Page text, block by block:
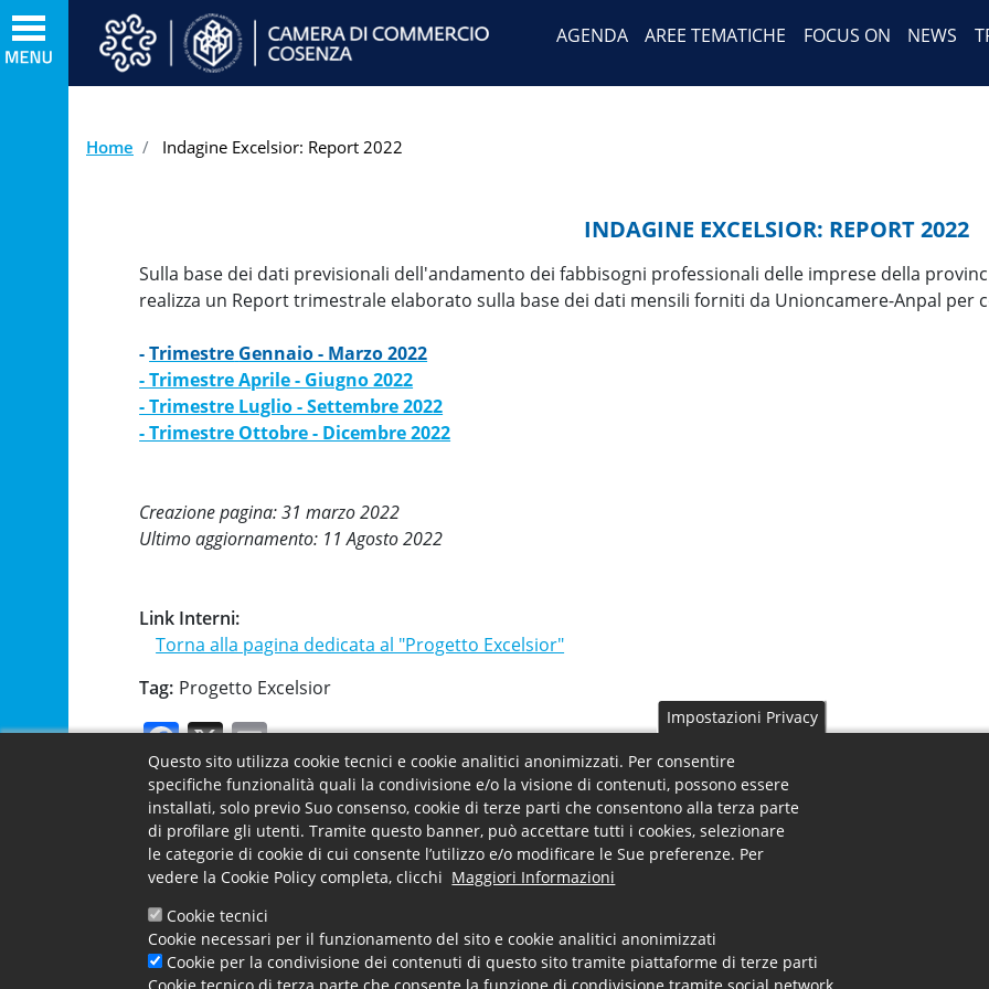
al
principale
AGENDA AREE TEMATICHE FOCUS ON NEWS
Home Indagine Excelsior: Report 2022
INDAGINE EXCELSIOR: REPORT 2022
Sulla base dei dati previsionali dell'andamento dei fabbisogni professionali delle imprese della
realizza un Report trimestrale elaborato sulla base dei dati mensili forniti da Unioncamere-Anpal per
-Trimestre Gennaio - Marzo 2022
- Trimestre Aprile - Giugno 2022
- Trimestre Luglio - Settembre 2022
- Trimestre Ottobre - Dicembre 2022
Creazione pagina: 31 marzo 2022
Ultimo aggiornamento: 11 Agosto 2022
Link Interni
Torna alla pagina dedicata al "Progetto Excelsior"
Tag Progetto Excelsior
Facebook
X Email
Footer menu
Contatti e uffici
Camera - Footer Menu
La Camera
Carta dei Servizi
Accessibilità
Uffici - Footer Menu
Uffici
Impostazioni Privacy
Questo sito utilizza cookie tecnici e cookie analitici anonimizzati. Per consentire
specifiche funzionalità quali la condivisione e/o la visione di contenuti, possono essere
installati, solo previo Suo consenso, cookie di terze parti che consentono alla terza parte
di profilare gli utenti. Tramite questo banner, può accettare tutti i cookies, selezionare
le categorie di cookie di cui consente l’utilizzo e/o modificare le Sue preferenze. Per
vedere la Cookie Policy completa, clicchi Maggiori Informazioni
Cookie tecnici
Cookie necessari per il funzionamento del sito e cookie analitici anonimizzati
Cookie per la condivisione dei contenuti di questo sito tramite piattaforme di terze parti